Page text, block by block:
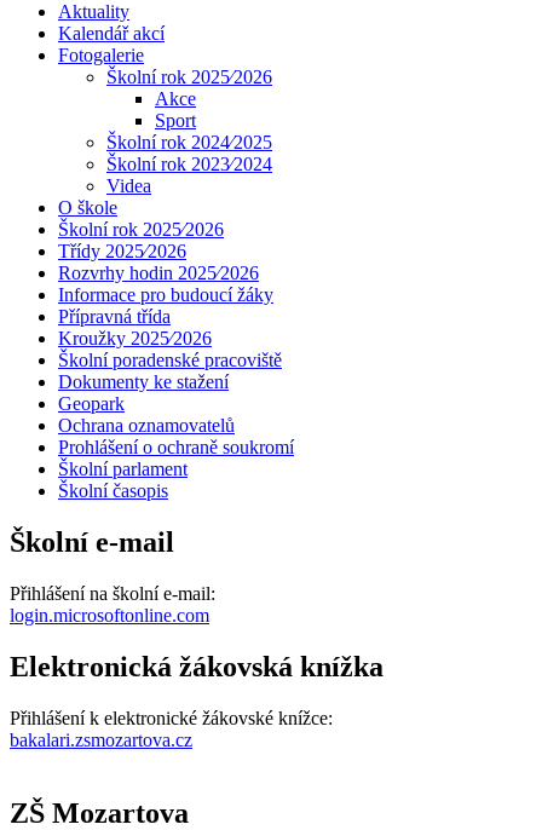
Aktuality
Kalendář akcí
Fotogalerie
Školní rok 2025⁄2026
Akce
Sport
Školní rok 2024⁄2025
Školní rok 2023⁄2024
Videa
O škole
Školní rok 2025⁄2026
Třídy 2025⁄2026
Rozvrhy hodin 2025⁄2026
Informace pro budoucí žáky
Přípravná třída
Kroužky 2025⁄2026
Školní poradenské pracoviště
Dokumenty ke stažení
Geopark
Ochrana oznamovatelů
Prohlášení o ochraně soukromí
Školní parlament
Školní časopis
Školní e-mail
Přihlášení na školní e-mail:
login.microsoftonline.com
Elektronická žákovská knížka
Přihlášení k elektronické žákovské knížce:
bakalari.zsmozartova.cz
ZŠ Mozartova